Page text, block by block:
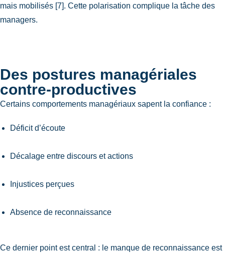
mais mobilisés [7]. Cette polarisation complique la tâche des
managers.
Des postures managériales
contre-productives
Certains comportements managériaux sapent la confiance :
Déficit d’écoute
Décalage entre discours et actions
Injustices perçues
Absence de reconnaissance
Ce dernier point est central : le manque de reconnaissance est